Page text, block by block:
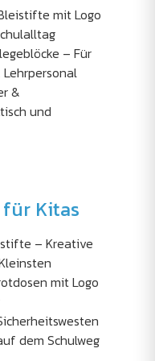
mit Logo
– Für
&
und
für Kitas
– Kreative
mit Logo
dem Schulweg